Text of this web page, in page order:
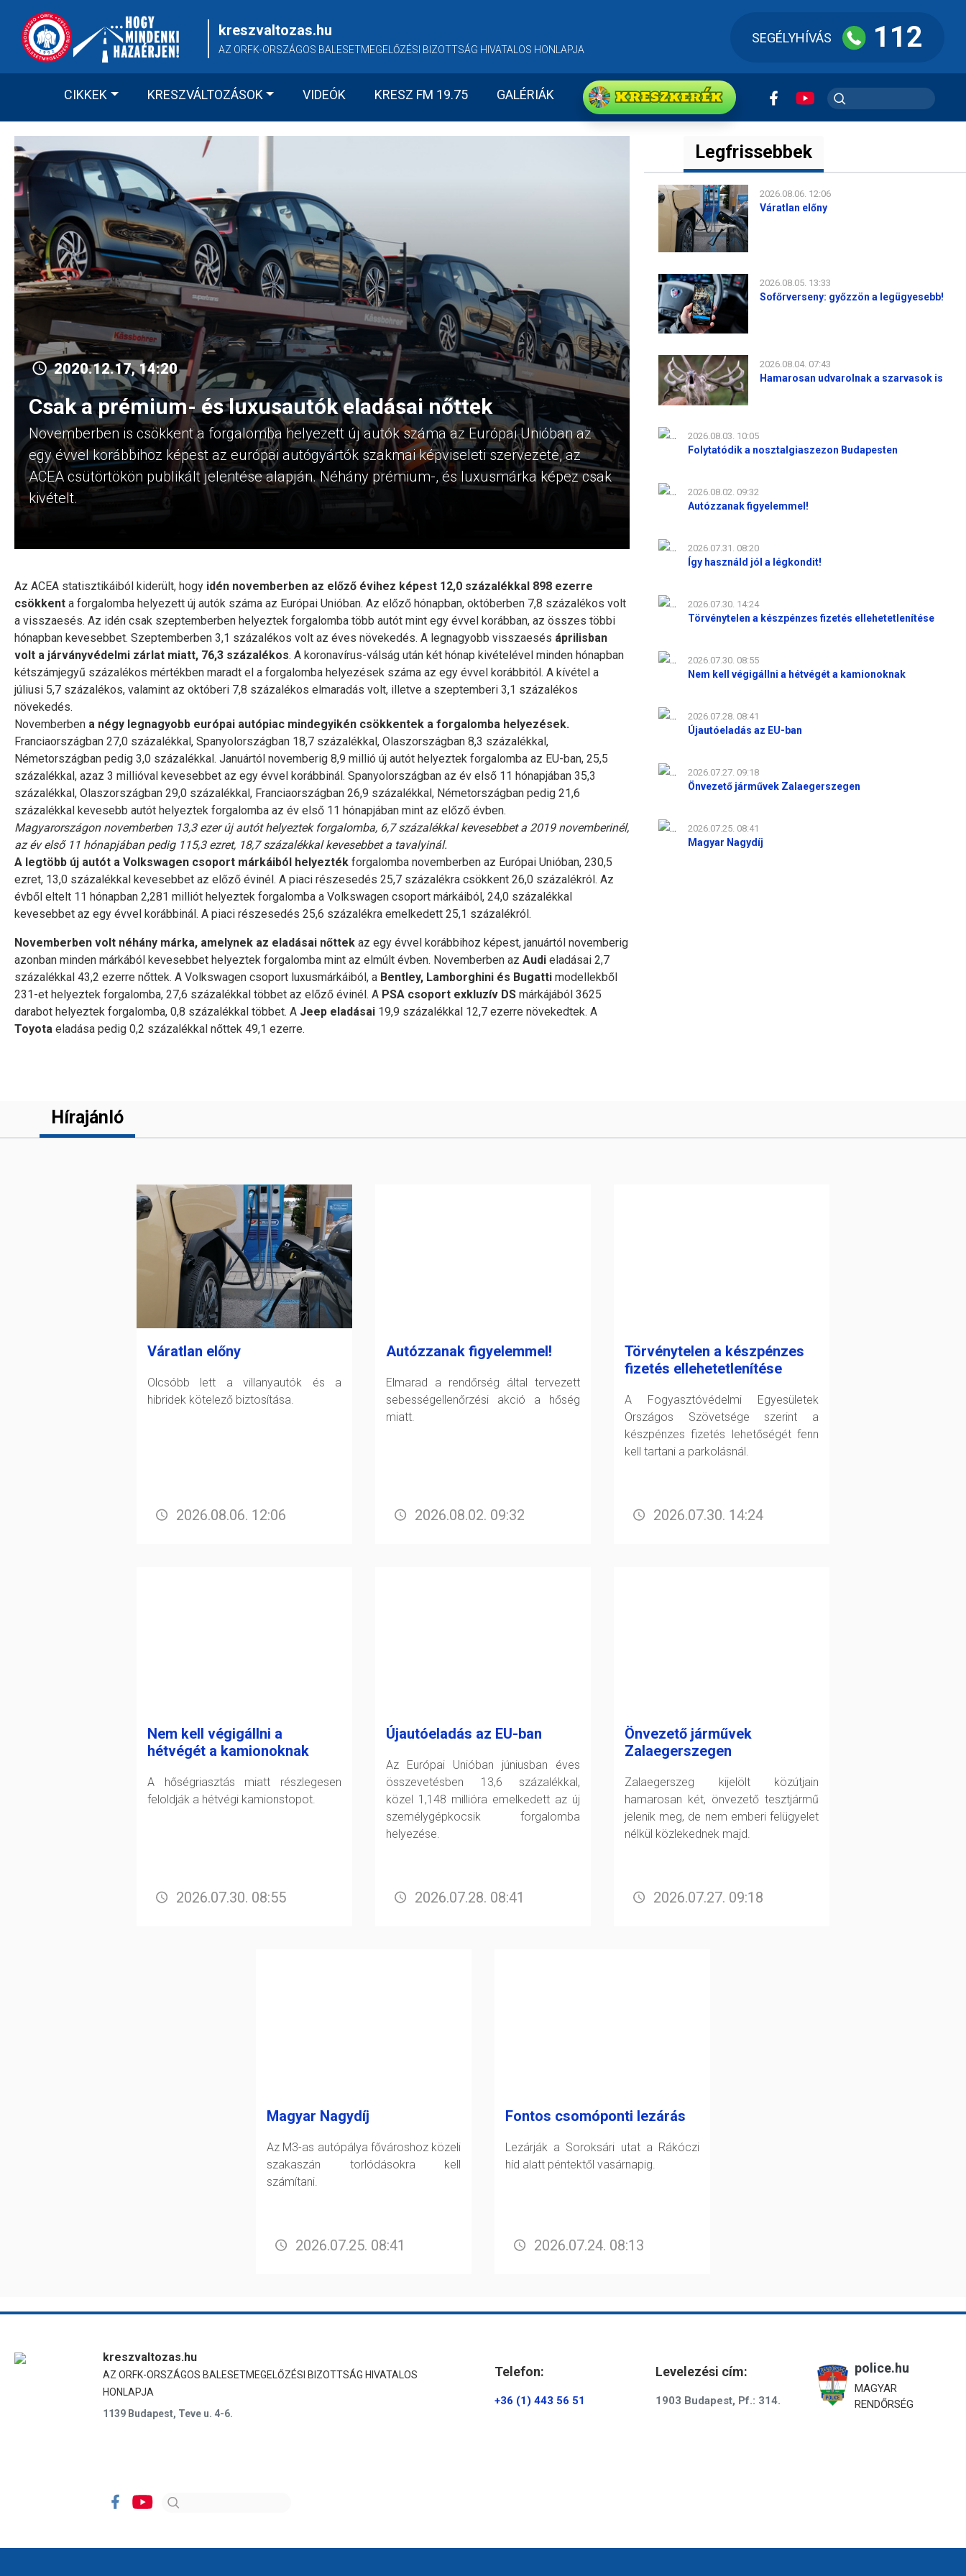
content
kreszvaltozas.hu
AZ ORFK-ORSZÁGOS BALESETMEGELŐZÉSI BIZOTTSÁG HIVATALOS HONLAPJA
SEGÉLYHÍVÁS 112
CIKKEK KRESZVÁLTOZÁSOK VIDEÓK KRESZ FM 19.75 GALÉRIÁK KRESZkerék
2020.12.17, 14:20
Csak a prémium- és luxusautók eladásai nőttek
Novemberben is csökkent a forgalomba helyezett új autók száma az Európai Unióban az
egy évvel korábbihoz képest az európai autógyártók szakmai képviseleti szervezete, az
ACEA csütörtökön publikált jelentése alapján. Néhány prémium-, és luxusmárka képez csak
kivételt.
Az ACEA statisztikáiból kiderült, hogy idén novemberben az előző évihez képest 12,0 százalékkal 898 ezerre
csökkent a forgalomba helyezett új autók száma az Európai Unióban. Az előző hónapban, októberben 7,8 százalékos volt
a visszaesés. Az idén csak szeptemberben helyeztek forgalomba több autót mint egy évvel korábban, az összes többi
hónapban kevesebbet. Szeptemberben 3,1 százalékos volt az éves növekedés. A legnagyobb visszaesés áprilisban
volt a járványvédelmi zárlat miatt, 76,3 százalékos. A koronavírus-válság után két hónap kivételével minden hónapban
kétszámjegyű százalékos mértékben maradt el a forgalomba helyezések száma az egy évvel korábbitól. A kívétel a
júliusi 5,7 százalékos, valamint az októberi 7,8 százalékos elmaradás volt, illetve a szeptemberi 3,1 százalékos
növekedés.
Novemberben a négy legnagyobb európai autópiac mindegyikén csökkentek a forgalomba helyezések.
Franciaországban 27,0 százalékkal, Spanyolországban 18,7 százalékkal, Olaszországban 8,3 százalékkal,
Németországban pedig 3,0 százalékkal. Januártól novemberig 8,9 millió új autót helyeztek forgalomba az EU-ban, 25,5
százalékkal, azaz 3 millióval kevesebbet az egy évvel korábbinál. Spanyolországban az év első 11 hónapjában 35,3
százalékkal, Olaszországban 29,0 százalékkal, Franciaországban 26,9 százalékkal, Németországban pedig 21,6
százalékkal kevesebb autót helyeztek forgalomba az év első 11 hónapjában mint az előző évben.
Magyarországon novemberben 13,3 ezer új autót helyeztek forgalomba, 6,7 százalékkal kevesebbet a 2019 novemberinél,
az év első 11 hónapjában pedig 115,3 ezret, 18,7 százalékkal kevesebbet a tavalyinál.
A legtöbb új autót a Volkswagen csoport márkáiból helyezték forgalomba novemberben az Európai Unióban, 230,5
ezret, 13,0 százalékkal kevesebbet az előző évinél. A piaci részesedés 25,7 százalékra csökkent 26,0 százalékról. Az
évből eltelt 11 hónapban 2,281 milliót helyeztek forgalomba a Volkswagen csoport márkáiból, 24,0 százalékkal
kevesebbet az egy évvel korábbinál. A piaci részesedés 25,6 százalékra emelkedett 25,1 százalékról.
Novemberben volt néhány márka, amelynek az eladásai nőttek az egy évvel korábbihoz képest, januártól novemberig
azonban minden márkából kevesebbet helyeztek forgalomba mint az elmúlt évben. Novemberben az Audi eladásai 2,7
százalékkal 43,2 ezerre nőttek. A Volkswagen csoport luxusmárkáiból, a Bentley, Lamborghini és Bugatti modellekből
231-et helyeztek forgalomba, 27,6 százalékkal többet az előző évinél. A PSA csoport exkluzív DS márkájából 3625
darabot helyeztek forgalomba, 0,8 százalékkal többet. A Jeep eladásai 19,9 százalékkal 12,7 ezerre növekedtek. A
Toyota eladása pedig 0,2 százalékkal nőttek 49,1 ezerre.
Legfrissebbek
2026.08.06. 12:06
Váratlan előny
2026.08.05. 13:33
Sofőrverseny: győzzön a legügyesebb!
2026.08.04. 07:43
Hamarosan udvarolnak a szarvasok is
2026.08.03. 10:05
Folytatódik a nosztalgiaszezon Budapesten
2026.08.02. 09:32
Autózzanak figyelemmel!
2026.07.31. 08:20
Így használd jól a légkondit!
2026.07.30. 14:24
Törvénytelen a készpénzes fizetés ellehetetlenítése
2026.07.30. 08:55
Nem kell végigállni a hétvégét a kamionoknak
2026.07.28. 08:41
Újautóeladás az EU-ban
2026.07.27. 09:18
Önvezető járművek Zalaegerszegen
2026.07.25. 08:41
Magyar Nagydíj
Hírajánló
Váratlan előny
Olcsóbb lett a villanyautók és a
hibridek kötelező biztosítása.
2026.08.06. 12:06
Autózzanak figyelemmel!
Elmarad a rendőrség által tervezett
sebességellenőrzési akció a hőség
miatt.
2026.08.02. 09:32
Törvénytelen a készpénzes
fizetés ellehetetlenítése
A Fogyasztóvédelmi Egyesületek
Országos Szövetsége szerint a
készpénzes fizetés lehetőségét fenn
kell tartani a parkolásnál.
2026.07.30. 14:24
Nem kell végigállni a
hétvégét a kamionoknak
A hőségriasztás miatt részlegesen
feloldják a hétvégi kamionstopot.
2026.07.30. 08:55
Újautóeladás az EU-ban
Az Európai Unióban júniusban éves
összevetésben 13,6 százalékkal,
közel 1,148 millióra emelkedett az új
személygépkocsik forgalomba
helyezése.
2026.07.28. 08:41
Önvezető járművek
Zalaegerszegen
Zalaegerszeg kijelölt közútjain
hamarosan két, önvezető tesztjármű
jelenik meg, de nem emberi felügyelet
nélkül közlekednek majd.
2026.07.27. 09:18
Magyar Nagydíj
Az M3-as autópálya fővároshoz közeli
szakaszán torlódásokra kell
számítani.
2026.07.25. 08:41
Fontos csomóponti lezárás
Lezárják a Soroksári utat a Rákóczi
híd alatt péntektől vasárnapig.
2026.07.24. 08:13
kreszvaltozas.hu
AZ ORFK-ORSZÁGOS BALESETMEGELŐZÉSI BIZOTTSÁG HIVATALOS
HONLAPJA
1139 Budapest, Teve u. 4-6.
Telefon:
+36 (1) 443 56 51
Levelezési cím:
1903 Budapest, Pf.: 314.
police.hu
MAGYAR
RENDŐRSÉG